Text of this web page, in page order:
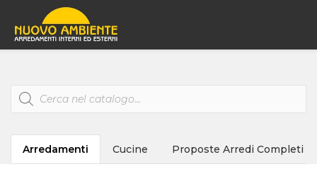
Products
search
Arredamenti Cucine Proposte Arredi Completi